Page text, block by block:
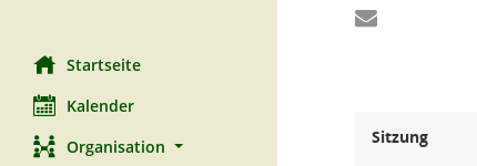
Startseite
Kalender
Organisation
Sitzung